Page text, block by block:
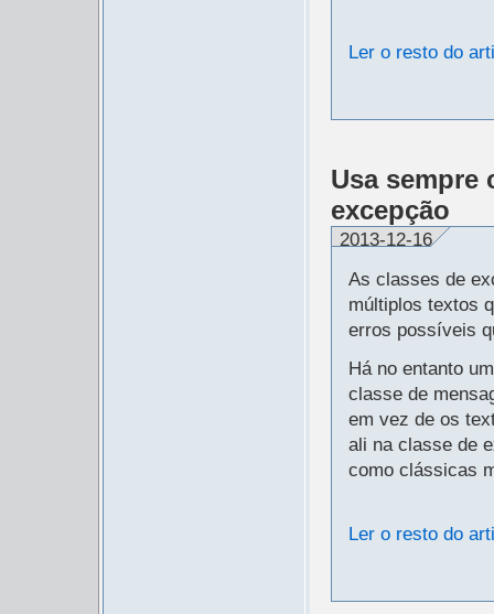
Ler o resto do
Usa sempre
excepção
2013-12-16
As classes de
múltiplos textos
erros possíveis
Há no entanto
classe de
em vez de os
ali na classe de
como clássicas
Ler o resto do